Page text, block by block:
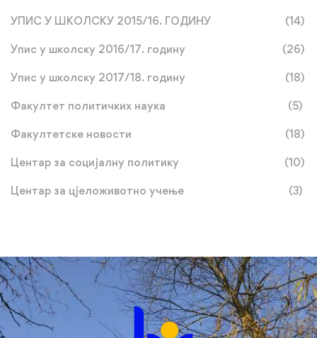
УПИС У ШКОЛСКУ 2015/16. ГОДИНУ (14)
Упис у школску 2016/17. годину (26)
Упис у школску 2017/18. годину (18)
Факултет политичких наука (5)
Факултетске новости (18)
Центар за социјалну политику (10)
Центар за цјеложивотно учење (3)